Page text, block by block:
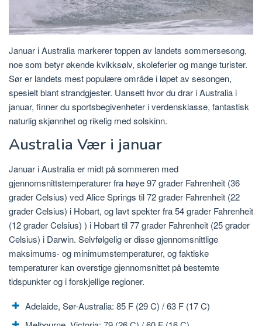
Januar i Australia markerer toppen av landets sommersesong,
noe som betyr økende kvikksølv, skoleferier og mange turister.
Sør er landets mest populære område i løpet av sesongen,
spesielt blant strandgjester. Uansett hvor du drar i Australia i
januar, finner du sportsbegivenheter i verdensklasse, fantastisk
naturlig skjønnhet og rikelig med solskinn.
Australia Vær i januar
Januar i Australia er midt på sommeren med
gjennomsnittstemperaturer fra høye 97 grader Fahrenheit (36
grader Celsius) ved Alice Springs til 72 grader Fahrenheit (22
grader Celsius) i Hobart, og lavt spekter fra 54 grader Fahrenheit
(12 grader Celsius) ) i Hobart til 77 grader Fahrenheit (25 grader
Celsius) i Darwin. Selvfølgelig er disse gjennomsnittlige
maksimums- og minimumstemperaturer, og faktiske
temperaturer kan overstige gjennomsnittet på bestemte
tidspunkter og i forskjellige regioner.
Adelaide, Sør-Australia: 85 F (29 C) / 63 F (17 C)